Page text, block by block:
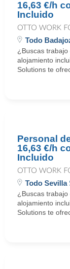
16,63 €/h
Incluido
OTTO WORK
Todo
¿Buscas
alojamiento
Solutions te
Personal
16,63 €/h
Incluido
OTTO WORK
Todo Sevilla
¿Buscas
alojamiento
Solutions te